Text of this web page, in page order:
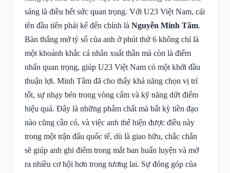
sáng là điều hết sức quan trọng. Với U23 Việt Nam, cái
tên đầu tiên phải kể đến chính là Nguyễn Minh Tâm.
Bàn thắng mở tỷ số của anh ở phút thứ 6 không chỉ là
một khoảnh khắc cá nhân xuất thần mà còn là điểm
nhấn quan trọng, giúp U23 Việt Nam có một khởi đầu
thuận lợi. Minh Tâm đã cho thấy khả năng chọn vị trí
tốt, sự nhạy bén trong vòng cấm và kỹ năng dứt điểm
hiệu quả. Đây là những phẩm chất mà bất kỳ tiền đạo
nào cũng cần có, và việc anh thể hiện được điều này
trong một trận đấu quốc tế, dù là giao hữu, chắc chắn
sẽ giúp anh ghi điểm trong mắt ban huấn luyện và mở
ra nhiều cơ hội hơn trong tương lai. Sự đóng góp của